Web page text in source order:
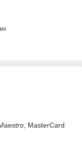
MasterCard